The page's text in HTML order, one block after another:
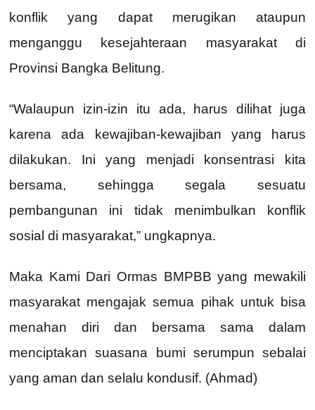
konflik yang dapat merugikan ataupun
menganggu kesejahteraan masyarakat di
Provinsi Bangka Belitung.
“Walaupun izin-izin itu ada, harus dilihat juga
karena ada kewajiban-kewajiban yang harus
dilakukan. Ini yang menjadi konsentrasi kita
bersama, sehingga segala sesuatu
pembangunan ini tidak menimbulkan konflik
sosial di masyarakat,” ungkapnya.
Maka Kami Dari Ormas BMPBB yang mewakili
masyarakat mengajak semua pihak untuk bisa
menahan diri dan bersama sama dalam
menciptakan suasana bumi serumpun sebalai
yang aman dan selalu kondusif. (Ahmad)